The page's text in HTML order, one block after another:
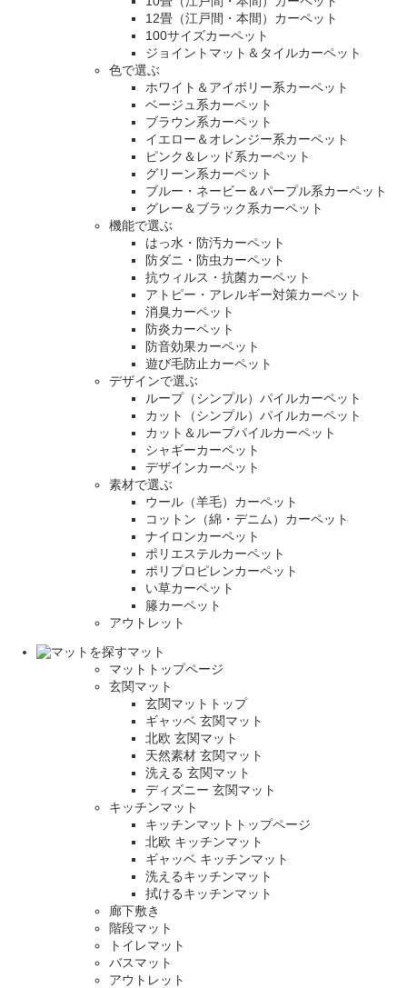
12畳（江戸間・本間）カーペット
100サイズカーペット
ジョイントマット＆タイルカーペット
色で選ぶ
ホワイト＆アイボリー系カーペット
ベージュ系カーペット
ブラウン系カーペット
イエロー＆オレンジー系カーペット
ピンク＆レッド系カーペット
グリーン系カーペット
ブルー・ネービー＆パープル系カーペット
グレー＆ブラック系カーペット
機能で選ぶ
はっ水・防汚カーペット
防ダニ・防虫カーペット
抗ウィルス・抗菌カーペット
アトピー・アレルギー対策カーペット
消臭カーペット
防炎カーペット
防音効果カーペット
遊び毛防止カーペット
デザインで選ぶ
ループ（シンプル）パイルカーペット
カット（シンプル）パイルカーペット
カット＆ループパイルカーペット
シャギーカーペット
デザインカーペット
素材で選ぶ
ウール（羊毛）カーペット
コットン（綿・デニム）カーペット
ナイロンカーペット
ポリエステルカーペット
ポリプロピレンカーペット
い草カーペット
籐カーペット
アウトレット
マット
マットトップページ
玄関マット
玄関マットトップ
ギャッベ 玄関マット
北欧 玄関マット
天然素材 玄関マット
洗える 玄関マット
ディズニー 玄関マット
キッチンマット
キッチンマットトップページ
北欧 キッチンマット
ギャッベ キッチンマット
洗えるキッチンマット
拭けるキッチンマット
廊下敷き
階段マット
トイレマット
バスマット
アウトレット